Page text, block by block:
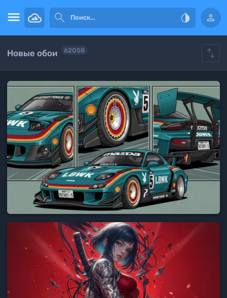
   
Новые обои 62058 